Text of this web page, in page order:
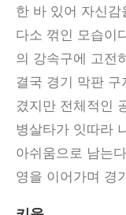
한 바 있어 자신
다소 꺾인 모습이
의 강속구에 고전
결국 경기 막판
겼지만 전체적인
병살타가 잇따라
아쉬움으로 남는
영을 이어가며 경